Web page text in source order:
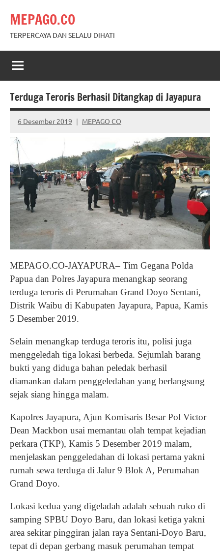
content
MEPAGO.CO
TERPERCAYA DAN SELALU DIHATI
Terduga Teroris Berhasil Ditangkap di Jayapura
6 Desember 2019 MEPAGO CO
No
comments
MEPAGO.CO-JAYAPURA– Tim Gegana Polda
Papua dan Polres Jayapura menangkap seorang
terduga teroris di Perumahan Grand Doyo Sentani,
Distrik Waibu di Kabupaten Jayapura, Papua, Kamis
5 Desember 2019.
Selain menangkap terduga teroris itu, polisi juga
menggeledah tiga lokasi berbeda. Sejumlah barang
bukti yang diduga bahan peledak berhasil
diamankan dalam penggeledahan yang berlangsung
sejak siang hingga malam.
Kapolres Jayapura, Ajun Komisaris Besar Pol Victor
Dean Mackbon usai memantau olah tempat kejadian
perkara (TKP), Kamis 5 Desember 2019 malam,
menjelaskan penggeledahan di lokasi pertama yakni
rumah sewa terduga di Jalur 9 Blok A, Perumahan
Grand Doyo.
Lokasi kedua yang digeladah adalah sebuah ruko di
samping SPBU Doyo Baru, dan lokasi ketiga yakni
area sekitar pinggiran jalan raya Sentani-Doyo Baru,
tepat di depan gerbang masuk perumahan tempat